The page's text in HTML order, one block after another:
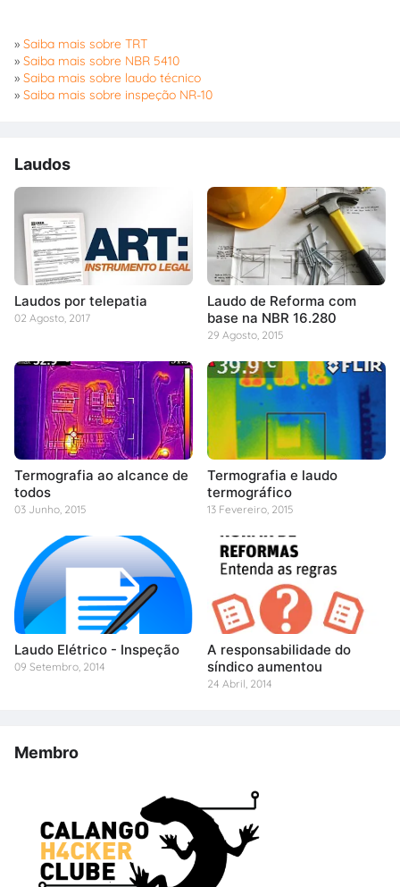
» Saiba mais sobre TRT
» Saiba mais sobre NBR 5410
» Saiba mais sobre laudo técnico
» Saiba mais sobre inspeção NR-10
Laudos
Laudos por telepatia
02 Agosto, 2017
Laudo de Reforma com
base na NBR 16.280
29 Agosto, 2015
Termografia ao alcance de
todos
03 Junho, 2015
Termografia e laudo
termográfico
13 Fevereiro, 2015
Laudo Elétrico - Inspeção
09 Setembro, 2014
A responsabilidade do
síndico aumentou
24 Abril, 2014
Membro